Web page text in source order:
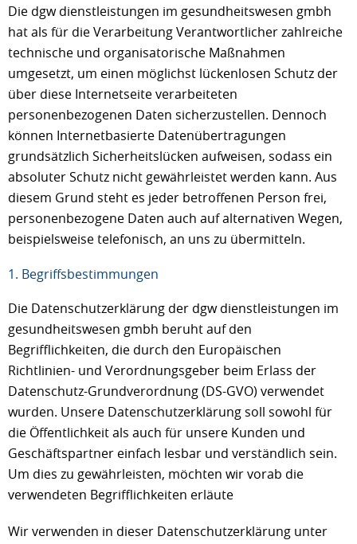
Die dgw dienstleistungen im gesundheitswesen gmbh
hat als für die Verarbeitung Verantwortlicher zahlreiche
technische und organisatorische Maßnahmen
umgesetzt, um einen möglichst lückenlosen Schutz der
über diese Internetseite verarbeiteten
personenbezogenen Daten sicherzustellen. Dennoch
können Internetbasierte Datenübertragungen
grundsätzlich Sicherheitslücken aufweisen, sodass ein
absoluter Schutz nicht gewährleistet werden kann. Aus
diesem Grund steht es jeder betroffenen Person frei,
personenbezogene Daten auch auf alternativen Wegen,
beispielsweise telefonisch, an uns zu übermitteln.
1. Begriffsbestimmungen
Die Datenschutzerklärung der dgw dienstleistungen im
gesundheitswesen gmbh beruht auf den
Begrifflichkeiten, die durch den Europäischen
Richtlinien- und Verordnungsgeber beim Erlass der
Datenschutz-Grundverordnung (DS-GVO) verwendet
wurden. Unsere Datenschutzerklärung soll sowohl für
die Öffentlichkeit als auch für unsere Kunden und
Geschäftspartner einfach lesbar und verständlich sein.
Um dies zu gewährleisten, möchten wir vorab die
verwendeten Begrifflichkeiten erläute
Wir verwenden in dieser Datenschutzerklärung unter